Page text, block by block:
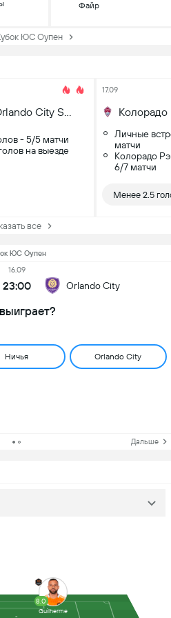
Файр
ЮС Оупен
- 5/5 матчи
на выезде
17.09
Личные
матчи
Колорадо
6/7 матчи
Менее 2.5
все
ЮС Оупен
16.09
23:00 Orlando City
Ничья Orlando City
Дальше
8.0
Guilherme